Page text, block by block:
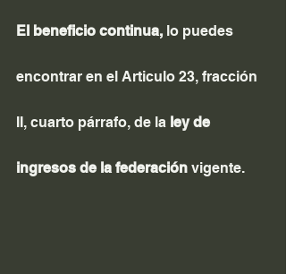
El beneficio continua, lo puedes
encontrar en el Articulo 23, fracción
II, cuarto párrafo, de la ley de
ingresos de la federación vigente.